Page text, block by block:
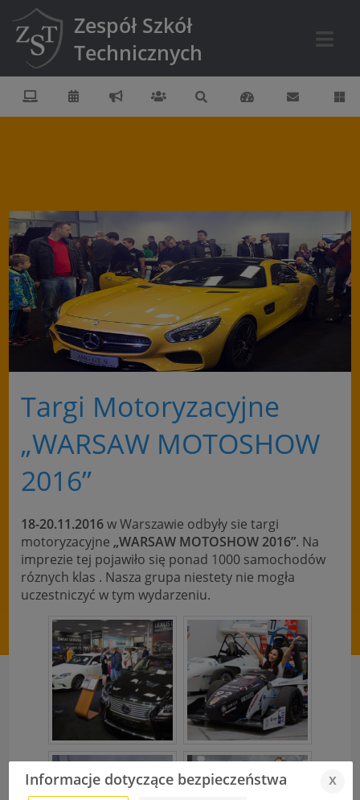
Zespół Szkół
Technicznych
Targi Motoryzacyjne
„WARSAW MOTOSHOW
2016”
18-20.11.2016w Warszawie odbyły sie targi
motoryzacyjne „WARSAW MOTOSHOW 2016”. Na
imprezie tej pojawiło się ponad 1000 samochodów
róznych klas . Nasza grupa niestety nie mogła
uczestniczyć w tym wydarzeniu.
Informacje dotyczące bezpieczeństwa x